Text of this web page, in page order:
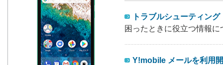
トラブルシューティング
困ったときに役立つ情報
Y!mobile メールを利用